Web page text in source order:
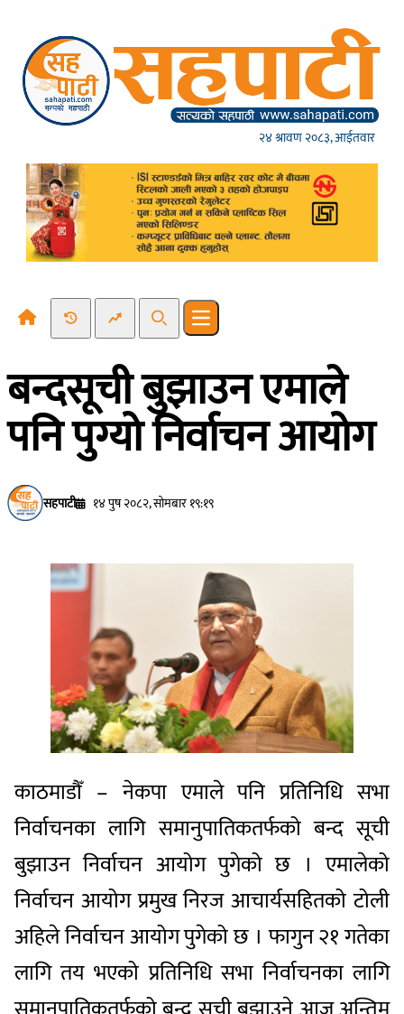
२४ श्रावण २०८३, आईतवार
Recent NewsTrending News
SearchOpen main menu
बन्दसूची बुझाउन एमाले
पनि पुग्यो निर्वाचन आयोग
सहपाटी १४ पुष २०८२, सोमबार १९:१९
काठमाडौँ – नेकपा एमाले पनि प्रतिनिधि सभा
निर्वाचनका लागि समानुपातिकतर्फको बन्द सूची
बुझाउन निर्वाचन आयोग पुगेको छ । एमालेको
निर्वाचन आयोग प्रमुख निरज आचार्यसहितको टोली
अहिले निर्वाचन आयोग पुगेको छ । फागुन २१ गतेका
लागि तय भएको प्रतिनिधि सभा निर्वाचनका लागि